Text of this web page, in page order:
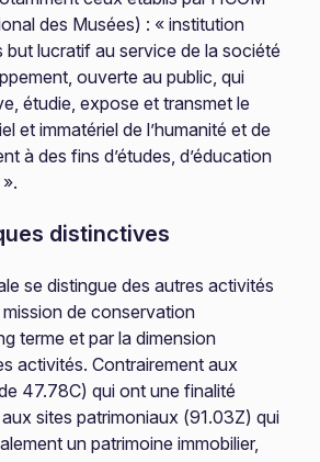
des Musées) : « institution
but lucratif au service de la société
ouverte au public, qui
étudie, expose et transmet le
et immatériel de l’humanité et de
à des fins d’études, d’éducation
distinctives
se distingue des autres activités
de conservation
terme et par la dimension
activités. Contrairement aux
47.78C) qui ont une finalité
sites patrimoniaux (91.03Z) qui
un patrimoine immobilier,